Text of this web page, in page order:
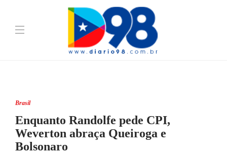
Brasil
Enquanto Randolfe pede CPI,
Weverton abraça Queiroga e
Bolsonaro